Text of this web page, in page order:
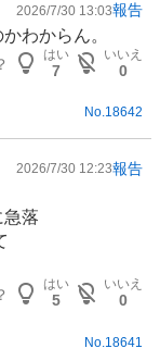
2026/7/30 13:03報告
わからん。
はい
7
いいえ
0
No.18642
2026/7/30 12:23報告
落
はい
5
いいえ
0
No. 18641